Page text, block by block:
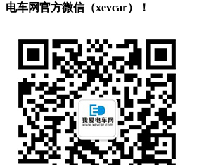
电车网官方微信（xevcar）！